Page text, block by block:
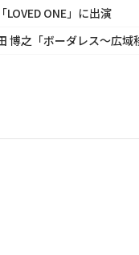
LOVED ONE」に出演
博之「ボーダレス～広域